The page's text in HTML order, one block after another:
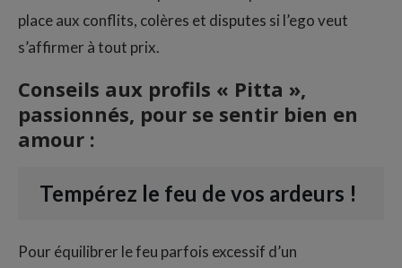
place aux conflits, colères et disputes si l’ego veut
s’affirmer à tout prix.
Conseils aux profils « Pitta »,
passionnés, pour se sentir bien en
amour :
Tempérez le feu de vos ardeurs !
Pour équilibrer le feu parfois excessif d’un